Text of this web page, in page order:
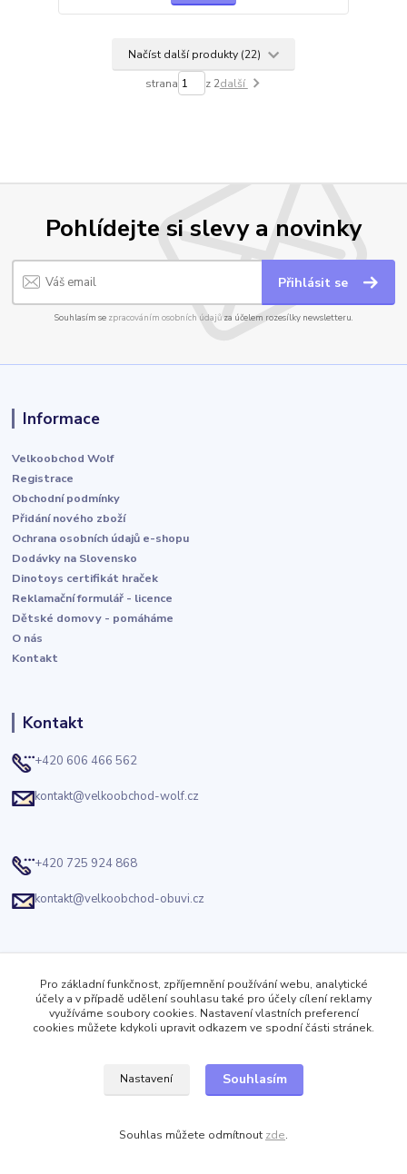
Načíst další produkty (22)
strana z 2další
Pohlídejte si slevy a novinky
Přihlásit se
Souhlasím se zpracováním osobních údajůza účelem rozesílky newsletteru.
Informace
Velkoobchod Wolf
Registrace
Obchodní podmínky
Přidání nového zboží
Ochrana osobních údajů e-shopu
Dodávky na Slovensko
Dinotoys certifikát hraček
Reklamační formulář - licence
Dětské domovy - pomáháme
O nás
Kontakt
Kontakt
+420 606 466 562
kontakt@velkoobchod-wolf.cz
+420 725 924 868
kontakt@velkoobchod-obuvi.cz
Jizerská 919
Kosmonosy
Pro základní funkčnost, zpříjemnění používání webu, analytické
účely a v případě udělení souhlasu také pro účely cílení reklamy
využíváme soubory cookies. Nastavení vlastních preferencí
cookies můžete kdykoli upravit odkazem ve spodní části stránek.
Nastavení Souhlasím
Souhlas můžete odmítnout zde.